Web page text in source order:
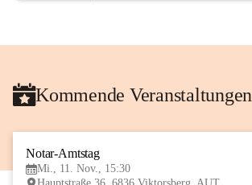
Kommende Veranstaltungen
Notar-Amtstag
Mi., 11. Nov., 15:30